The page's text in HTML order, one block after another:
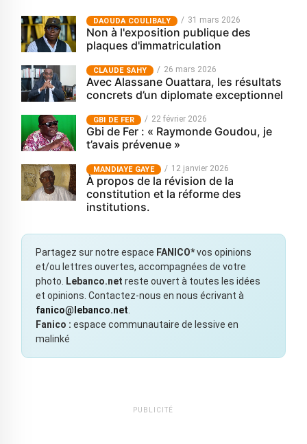
‎DAOUDA COULIBALY 31 mars 2026
Non à l'exposition publique des
plaques d'immatriculation
CLAUDE SAHY 26 mars 2026
Avec Alassane Ouattara, les résultats
concrets d’un diplomate exceptionnel
GBI DE FER 22 février 2026
Gbi de Fer : « Raymonde Goudou, je
t’avais prévenue »
MANDIAYE GAYE 12 janvier 2026
À propos de la révision de la
constitution et la réforme des
institutions.
Partagez sur notre espace FANICO*vos opinions
et/ou lettres ouvertes, accompagnées de votre
photo.
Lebanco.net reste ouvert à toutes les idées
et opinions. Contactez-nous en nous écrivant à
fanico@lebanco.net
Fanico : espace communautaire de lessive en
malinké
PUBLICITÉ